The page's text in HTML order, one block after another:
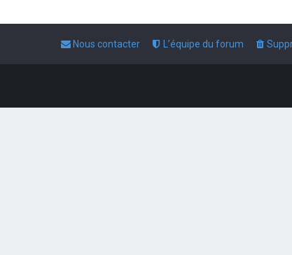
L’équipe du forum
Nous contacter